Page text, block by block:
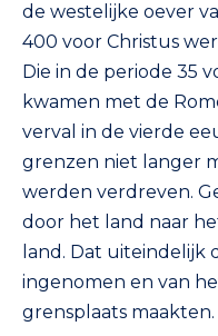
de westelijke oever
400 voor Christus
Die in de periode 35
kwamen met de
verval in de vierde
grenzen niet langer
werden verdreven.
door het land naar
land. Dat uiteindelijk
ingenomen en van
grensplaats maakten.